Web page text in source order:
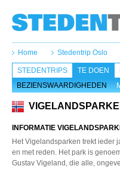
Home Stedentrip Oslo
STEDENTRIPS
TE DOEN
BEZIENSWAARDIGHEDEN
INFORMATIE
Het Vigelandsparken trekt ieder
en met reden. Het park is
Gustav Vigeland, die alle,